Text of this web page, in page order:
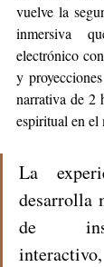
vuelve la
inmersiva
electrónico
y
narrativa de 2
espiritual en
La
desarrolla
de